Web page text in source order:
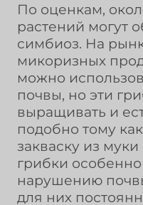
По оценкам,
растений могут
симбиоз. На
микоризных
можно
почвы, но эти
выращивать и
подобно тому
закваску из
грибки
нарушению
для них